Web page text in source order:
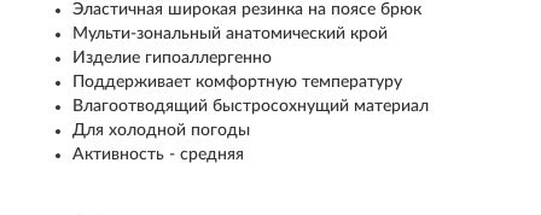
Эластичная широкая резинка на поясе брюк
Мульти-зональный анатомический крой
Изделие гипоаллергенно
Поддерживает комфортную температуру
Влагоотводящий быстросохнущий материал
Для холодной погоды
Активность - средняя